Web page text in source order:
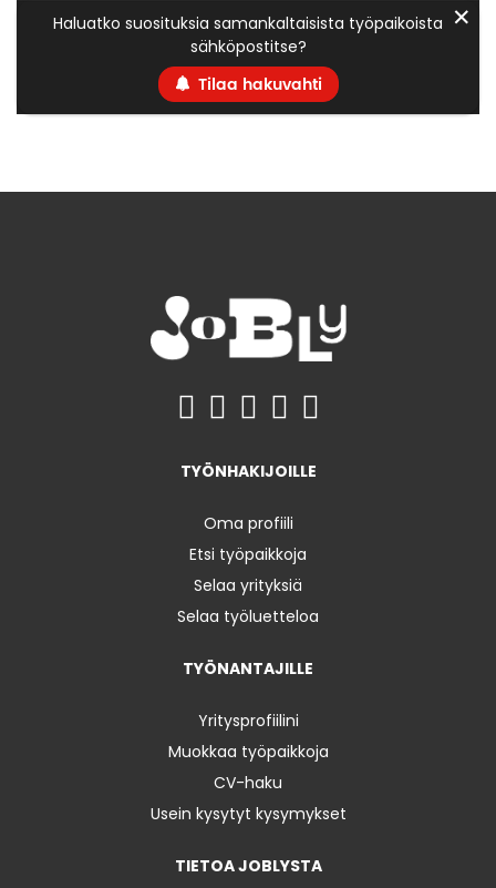
Haluatko suosituksia samankaltaisista työpaikoista
sähköpostitse?
Tilaa hakuvahti
✕
TYÖNHAKIJOILLE
Oma profiili
Etsi työpaikkoja
Selaa yrityksiä
Selaa työluetteloa
TYÖNANTAJILLE
Yritysprofiilini
Muokkaa työpaikkoja
CV-haku
Usein kysytyt kysymykset
TIETOA JOBLYSTA